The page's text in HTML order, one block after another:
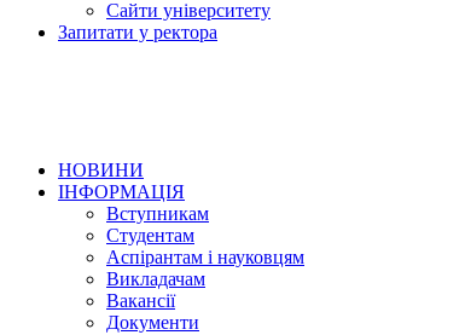
Сайти університету
Запитати у ректора
НОВИНИ
ІНФОРМАЦІЯ
Вступникам
Студентам
Аспірантам і науковцям
Викладачам
Вакансії
Документи